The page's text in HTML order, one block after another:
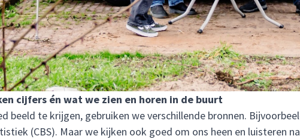
cijfers én wat we zien en horen in de buurt
beeld te krijgen, gebruiken we verschillende bronnen.
(CBS). Maar we kijken ook goed om ons heen en luisteren